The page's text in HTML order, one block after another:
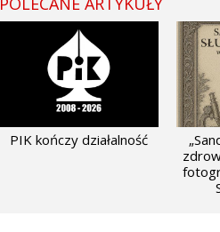
PIK kończy działalność